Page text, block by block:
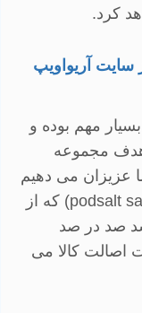
کرد.
سایت آریواویپ
مهم بوده و
مجموعه
عزیزان می دهیم
podsalt) که از
صد در صد
اصالت کالا می